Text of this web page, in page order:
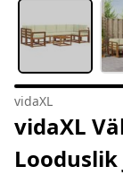
vidaXL
vidaXL